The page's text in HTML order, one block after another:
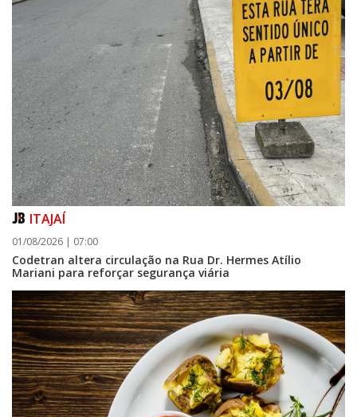
ITAJAÍ
01/08/2026 | 07:00
Codetran altera circulação na Rua Dr. Hermes Atílio
Mariani para reforçar segurança viária